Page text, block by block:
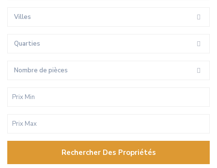
Villes
Quarties
Nombre de pièces
Rechercher Des Propriétés